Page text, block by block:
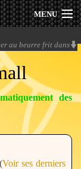
MENU
au beurre frit dans
» -
des
Nombre de messages : Aucun pour l'instant (Voir ses derniers